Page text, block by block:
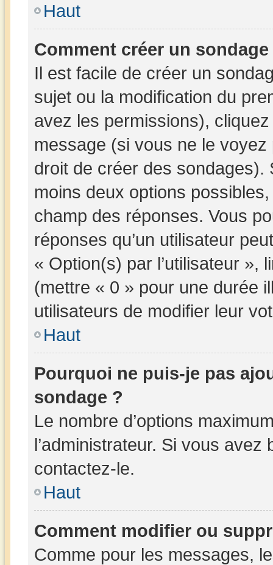
Haut
Comment créer un sondage
Il est facile de créer un
sujet ou la modification du
avez les permissions),
message (si vous ne le
droit de créer des
moins deux options
champ des réponses. Vous
réponses qu’un utilisateur
« Option(s) par l’utilisateur »,
(mettre « 0 » pour une durée
utilisateurs de modifier leur
Haut
Pourquoi ne puis-je pas
sondage ?
Le nombre d’options
l’administrateur. Si vous avez
contactez-le.
Haut
Comment modifier ou
Comme pour les messages,